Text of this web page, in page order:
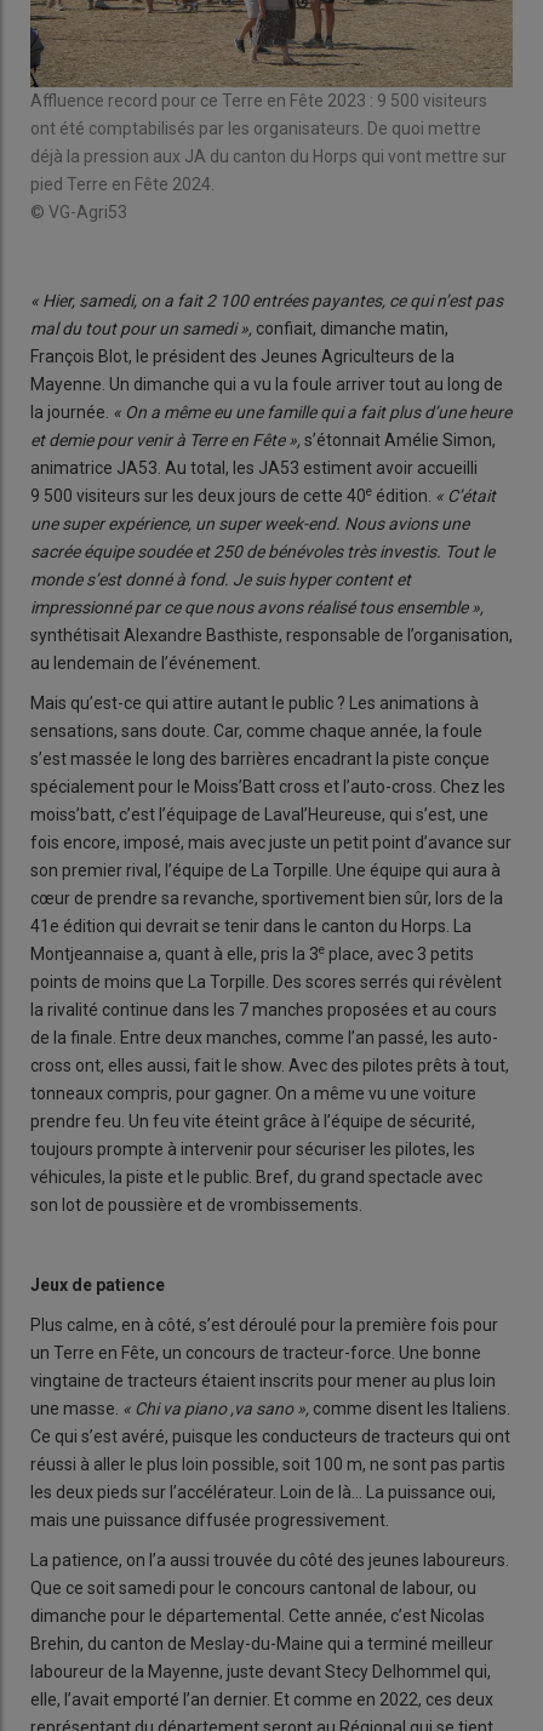
Affluence record pour ce Terre en Fête 2023 : 9 500 visiteurs
ont été comptabilisés par les organisateurs. De quoi mettre
déjà la pression aux JA du canton du Horps qui vont mettre sur
pied Terre en Fête 2024.
© VG-Agri53
« Hier, samedi, on a fait 2 100 entrées payantes, ce qui n’est pas
mal du tout pour un samedi », confiait, dimanche matin,
François Blot, le président des Jeunes Agriculteurs de la
Mayenne. Un dimanche qui a vu la foule arriver tout au long de
la journée. « On a même eu une famille qui a fait plus d’une heure
et demie pour venir à Terre en Fête », s’étonnait Amélie Simon,
animatrice JA53. Au total, les JA53 estiment avoir accueilli
9 500 visiteurs sur les deux jours de cette 40e édition. « C’était
une super expérience, un super week-end. Nous avions une
sacrée équipe soudée et 250 de bénévoles très investis. Tout le
monde s’est donné à fond. Je suis hyper content et
impressionné par ce que nous avons réalisé tous ensemble »,
synthétisait Alexandre Basthiste, responsable de l’organisation,
au lendemain de l’événement.
Mais qu’est-ce qui attire autant le public ? Les animations à
sensations, sans doute. Car, comme chaque année, la foule
s’est massée le long des barrières encadrant la piste conçue
spécialement pour le Moiss’Batt cross et l’auto-cross. Chez les
moiss’batt, c’est l’équipage de Laval’Heureuse, qui s’est, une
fois encore, imposé, mais avec juste un petit point d’avance sur
son premier rival, l’équipe de La Torpille. Une équipe qui aura à
cœur de prendre sa revanche, sportivement bien sûr, lors de la
41e édition qui devrait se tenir dans le canton du Horps. La
Montjeannaise a, quant à elle, pris la 3e place, avec 3 petits
points de moins que La Torpille. Des scores serrés qui révèlent
la rivalité continue dans les 7 manches proposées et au cours
de la finale. Entre deux manches, comme l’an passé, les auto-
cross ont, elles aussi, fait le show. Avec des pilotes prêts à tout,
tonneaux compris, pour gagner. On a même vu une voiture
prendre feu. Un feu vite éteint grâce à l’équipe de sécurité,
toujours prompte à intervenir pour sécuriser les pilotes, les
véhicules, la piste et le public. Bref, du grand spectacle avec
son lot de poussière et de vrombissements.
Jeux de patience
Plus calme, en à côté, s’est déroulé pour la première fois pour
un Terre en Fête, un concours de tracteur-force. Une bonne
vingtaine de tracteurs étaient inscrits pour mener au plus loin
une masse. « Chi va piano ,va sano », comme disent les Italiens.
Ce qui s’est avéré, puisque les conducteurs de tracteurs qui ont
réussi à aller le plus loin possible, soit 100 m, ne sont pas partis
les deux pieds sur l’accélérateur. Loin de là… La puissance oui,
mais une puissance diffusée progressivement.
La patience, on l’a aussi trouvée du côté des jeunes laboureurs.
Que ce soit samedi pour le concours cantonal de labour, ou
dimanche pour le départemental. Cette année, c’est Nicolas
Brehin, du canton de Meslay-du-Maine qui a terminé meilleur
laboureur de la Mayenne, juste devant Stecy Delhommel qui,
elle, l’avait emporté l’an dernier. Et comme en 2022, ces deux